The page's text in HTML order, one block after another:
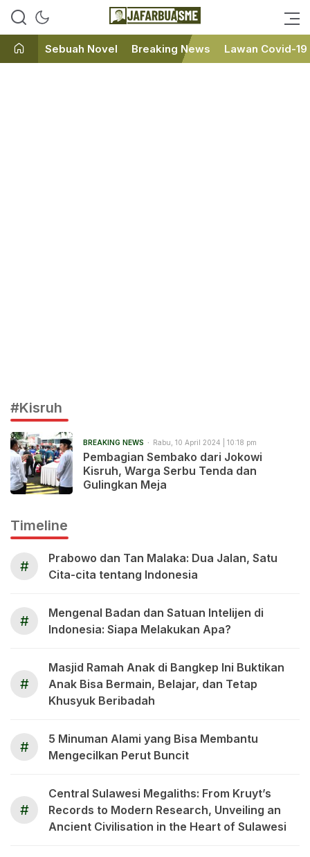
JafarBua
Ini bukan Media Online, Ini
Sebuah Novel Breaking News Lawan Covid-19
#Kisruh
BREAKING NEWS Rabu, 10 April 2024 | 10:18 pm
Pembagian Sembako dari Jokowi
Kisruh, Warga Serbu Tenda dan
Gulingkan Meja
Timeline
#
Prabowo dan Tan Malaka: Dua Jalan, Satu
Cita-cita tentang Indonesia
#
Mengenal Badan dan Satuan Intelijen di
Indonesia: Siapa Melakukan Apa?
#
Masjid Ramah Anak di Bangkep Ini Buktikan
Anak Bisa Bermain, Belajar, dan Tetap
Khusyuk Beribadah
#
5 Minuman Alami yang Bisa Membantu
Mengecilkan Perut Buncit
#
Central Sulawesi Megaliths: From Kruyt’s
Records to Modern Research, Unveiling an
Ancient Civilisation in the Heart of Sulawesi